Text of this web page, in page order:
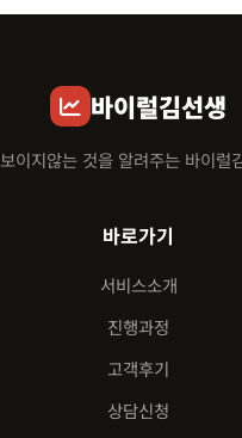
바이럴김선생
보이지않는 것을 알려주는 바이럴
바로가기
서비스소개
진행과정
고객후기
상담신청